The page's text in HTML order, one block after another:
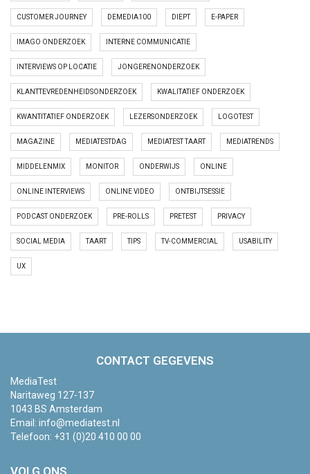
CUSTOMER JOURNEY DEMEDIA100 DIEPT E-PAPER
IMAGO ONDERZOEK INTERNE COMMUNICATIE
INTERVIEWS OP LOCATIE JONGERENONDERZOEK
KLANTTEVREDENHEIDSONDERZOEK KWALITATIEF ONDERZOEK
KWANTITATIEF ONDERZOEK LEZERSONDERZOEK LOGOTEST
MAGAZINE MEDIATESTDAG MEDIATEST TAART MEDIATRENDS
MIDDELENMIX MONITOR ONDERWIJS ONLINE
ONLINE INTERVIEWS ONLINE VIDEO ONTBIJTSESSIE
PODCAST ONDERZOEK PRE-ROLLS PRETEST PRIVACY
SOCIAL MEDIA TAART TIPS TV-COMMERCIAL USABILITY
UX
CONTACT GEGEVENS
MediaTest
Naritaweg 127-137
1043 BS Amsterdam
Email: info@mediatest.nl
Telefoon: +31 (0)20 410 00 00